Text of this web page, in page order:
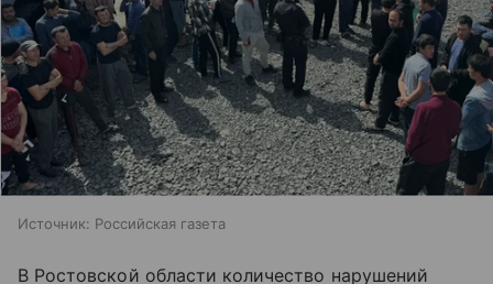
Источник: Российская газета
В Ростовской области количество нарушений